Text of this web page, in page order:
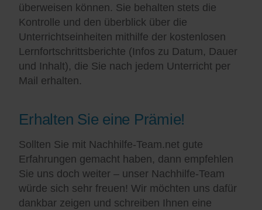
überweisen können. Sie behalten stets die
Kontrolle und den überblick über die
Unterrichtseinheiten mithilfe der kostenlosen
Lernfortschrittsberichte (Infos zu Datum, Dauer
und Inhalt), die Sie nach jedem Unterricht per
Mail erhalten.
Erhalten Sie eine Prämie!
Sollten Sie mit Nachhilfe-Team.net gute
Erfahrungen gemacht haben, dann empfehlen
Sie uns doch weiter – unser Nachhilfe-Team
würde sich sehr freuen! Wir möchten uns dafür
dankbar zeigen und schreiben Ihnen eine